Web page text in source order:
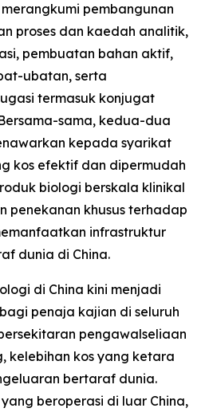
pembangunan
proses dan kaedah analitik,
pembuatan bahan aktif,
ubatan, serta
termasuk konjugat
sama, kedua-dua
kepada syarikat
kos efektif dan dipermudah
biologi berskala klinikal
penekanan khusus terhadap
infrastruktur
dunia di China.
di China kini menjadi
penaja kajian di seluruh
pengawalseliaan
kelebihan kos yang ketara
bertaraf dunia.
beroperasi di luar China,